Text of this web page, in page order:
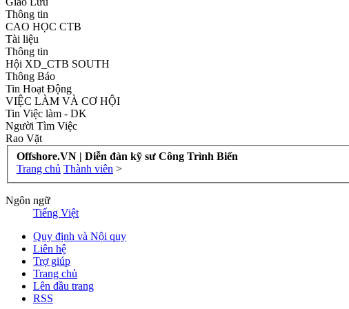
Thông tin
CAO HỌC CTB
Tài liệu
Thông tin
Hội XD_CTB SOUTH
Thông Báo
Tin Hoạt Động
VIỆC LÀM VÀ CƠ HỘI
Tin Việc làm - DK
Người Tìm Việc
Rao Vặt
Offshore.VN | Diễn đàn kỹ sư Công Trình Biển
Trang chủ Thành viên >
Ngôn ngữ
Tiếng Việt
Quy định và Nội quy
Liên hệ
Trợ giúp
Trang chủ
Lên đầu trang
RSS